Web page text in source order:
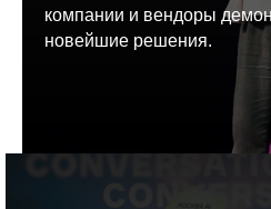
компании и вендоры
новейшие решения.